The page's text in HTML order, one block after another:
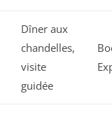
Dîner aux
chandelles,
visite
guidée